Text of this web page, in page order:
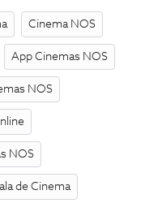
Cinema NOS
App Cinemas NOS
NOS
NOS
de Cinema